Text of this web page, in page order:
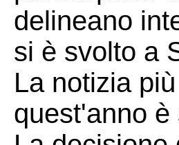
delineano
si è svolto a
La notizia
quest'anno